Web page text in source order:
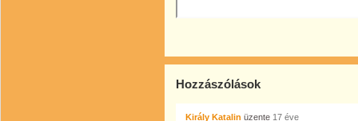
Hozzászólások
Király Katalin üzente 17 éve